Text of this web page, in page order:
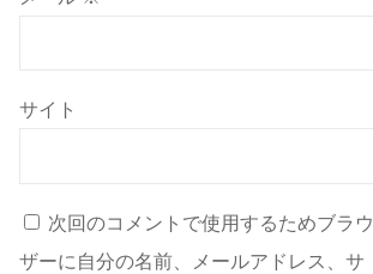
サイト
次回のコメントで使用するためブラウ
ザーに自分の名前、メールアドレス、サ